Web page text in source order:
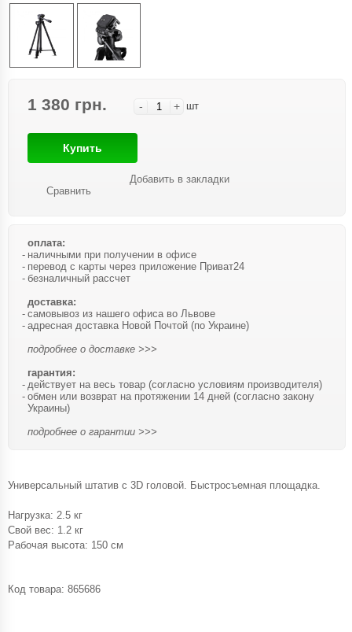
1 380 грн. - + шт
Купить
Сравнить
Добавить в закладки
оплата:
наличными при получении в офисе
перевод с карты через приложение Приват24
безналичный рассчет
доставка:
самовывоз из нашего офиса во Львове
адресная доставка Новой Почтой (по Украине)
подробнее о доставке >>>
гарантия:
действует на весь товар (согласно условиям производителя)
обмен или возврат на протяжении 14 дней (согласно закону
Украины)
подробнее о гарантии >>>
Универсальный штатив с 3D головой. Быстросъемная площадка.
Нагрузка: 2.5 кг
Свой вес: 1.2 кг
Рабочая высота: 150 см
Код товара: 865686